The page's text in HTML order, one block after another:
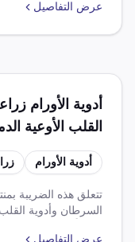
على بعض الصناعات
عرض التفاصيل
أدوية الأورام
القلب الأوعية
البلهارسيا
أدوية الأمراض
النفسية
حيوية مهيأة
أغلفة معدة للبيع
أدوية الأورام
تتعلق هذه الضريبة
السرطان وأدوية
عرض التفاصيل